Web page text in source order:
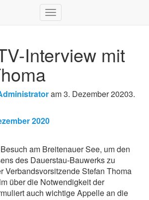
Navigation
Interview mit
am3. Dezember 20203.
2020
am Breitenauer See, um den
des Dauerstau-Bauwerks zu
Verbandsvorsitzende Stefan Thoma
über die Notwendigkeit der
auch wichtige Appelle an die